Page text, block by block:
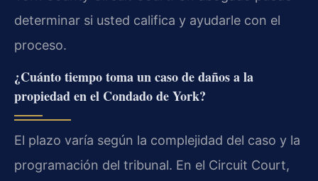
determinar si usted califica y ayudarle con el
proceso.
¿Cuánto tiempo toma un caso de daños a la
propiedad en el Condado de York?
El plazo varía según la complejidad del caso y la
programación del tribunal. En el Circuit Court,